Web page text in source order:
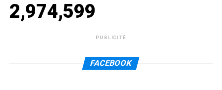
2,974,599
PUBLICITÉ
FACEBOOK